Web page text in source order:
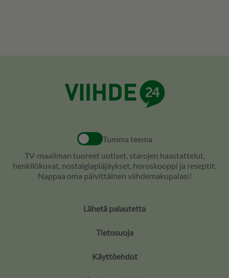
Tumma teema
TV-maailman tuoreet uutiset, starojen haastattelut,
henkilökuvat, nostalgiapläjäykset, horoskooppi ja reseptit.
Nappaa oma päivittäinen viihdemakupalasi!
Lähetä palautetta
Tietosuoja
Käyttöehdot